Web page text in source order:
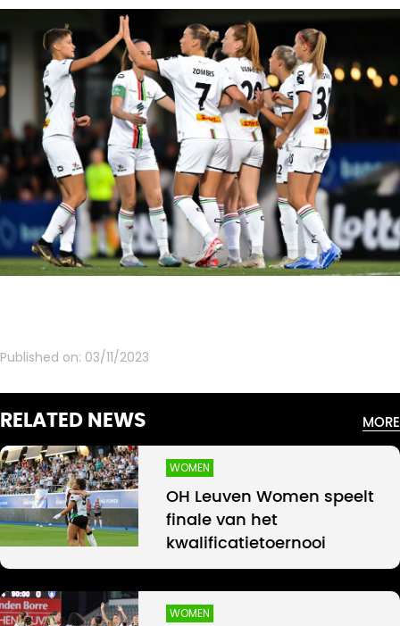
Published on: 03/11/2023
RELATED NEWS MORE
WOMEN
OH Leuven Women speelt
finale van het
kwalificatietoernooi
WOMEN